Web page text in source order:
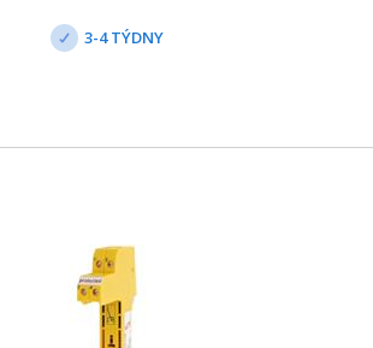
Adaptér je vybaven optickou
signalizací provoz/porucha,
3-4 TÝDNY